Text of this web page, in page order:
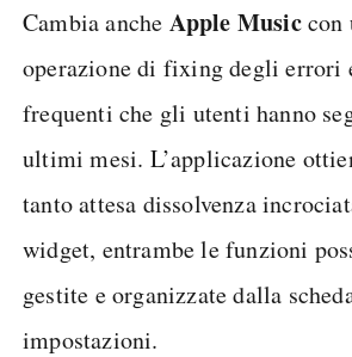
Cambia anche Apple Musiccon
operazione di fixing degli errori
frequenti che gli utenti hanno
ultimi mesi. L’applicazione
tanto attesa dissolvenza
widget, entrambe le funzioni
gestite e organizzate dalla
impostazioni.